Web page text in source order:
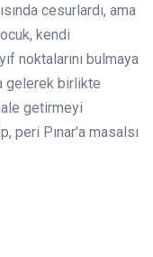
cesurlardı, ama
kendi
noktalarını bulmaya
gelerek birlikte
getirmeyi
peri Pınar'a masalsı